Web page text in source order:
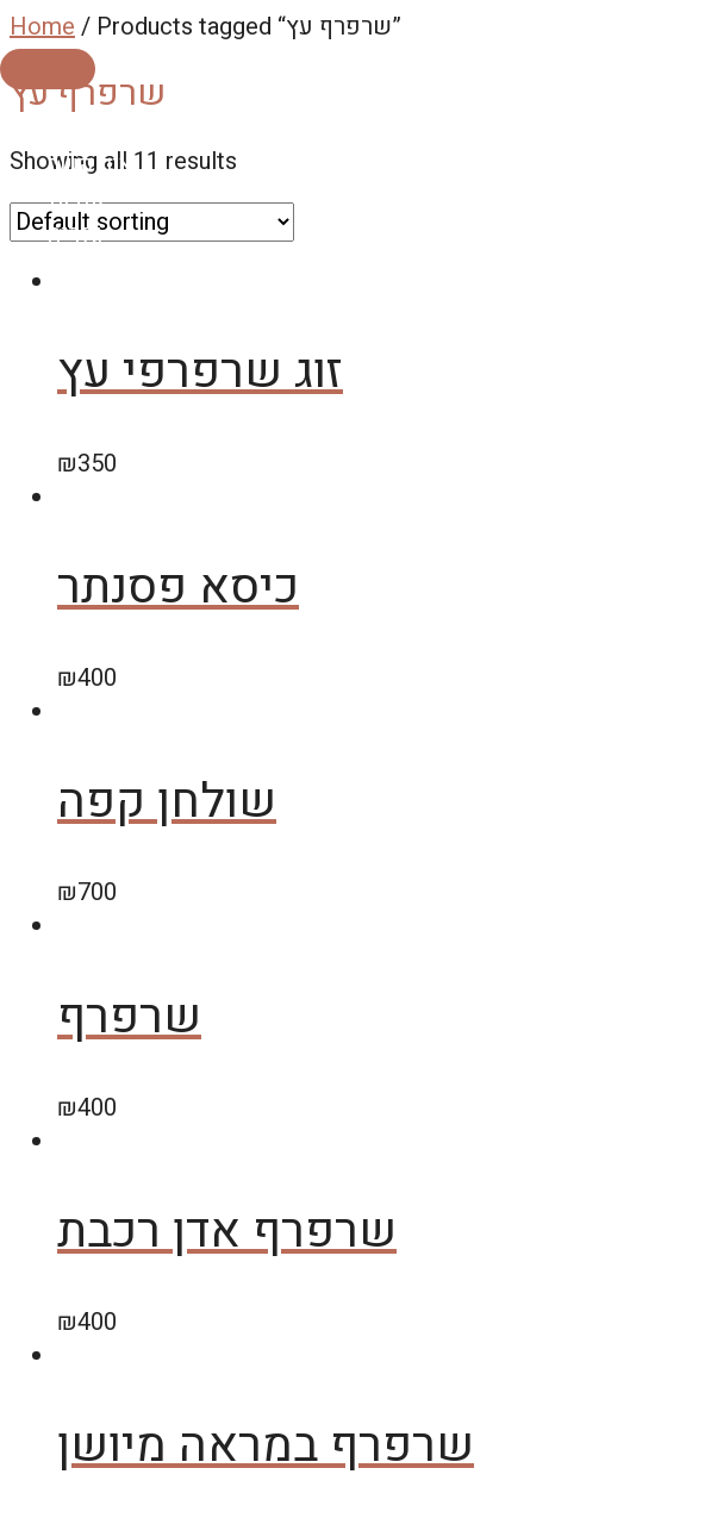
Skip
to
content
MENU
צור קשר
אודות
גלריה
Home / Products tagged “שרפרף עץ”
שרפרף עץ
Showing all 11 results
זוג שרפרפי עץ
₪350
כיסא פסנתר
₪400
שולחן קפה
₪700
שרפרף
₪400
שרפרף אדן רכבת
₪400
שרפרף במראה מיושן